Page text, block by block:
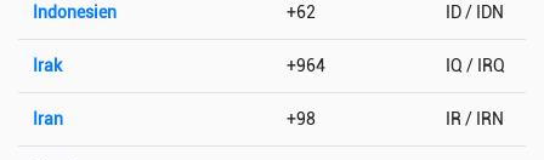
Indonesien +62 ID / IDN
Irak +964 IQ / IRQ
Iran +98 IR / IRN